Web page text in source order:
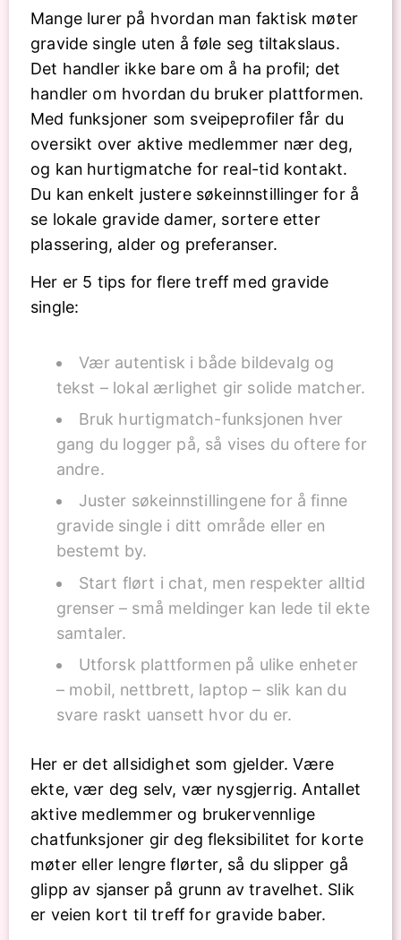
Mange lurer på hvordan man faktisk møter
gravide single uten å føle seg tiltakslaus.
Det handler ikke bare om å ha profil; det
handler om hvordan du bruker plattformen.
Med funksjoner som sveipeprofiler får du
oversikt over aktive medlemmer nær deg,
og kan hurtigmatche for real-tid kontakt.
Du kan enkelt justere søkeinnstillinger for å
se lokale gravide damer, sortere etter
plassering, alder og preferanser.
Her er 5 tips for flere treff med gravide
single:
Vær autentisk i både bildevalg og
tekst – lokal ærlighet gir solide matcher.
Bruk hurtigmatch-funksjonen hver
gang du logger på, så vises du oftere for
andre.
Juster søkeinnstillingene for å finne
gravide single i ditt område eller en
bestemt by.
Start flørt i chat, men respekter alltid
grenser – små meldinger kan lede til ekte
samtaler.
Utforsk plattformen på ulike enheter
– mobil, nettbrett, laptop – slik kan du
svare raskt uansett hvor du er.
Her er det allsidighet som gjelder. Være
ekte, vær deg selv, vær nysgjerrig. Antallet
aktive medlemmer og brukervennlige
chatfunksjoner gir deg fleksibilitet for korte
møter eller lengre flørter, så du slipper gå
glipp av sjanser på grunn av travelhet. Slik
er veien kort til treff for gravide baber.